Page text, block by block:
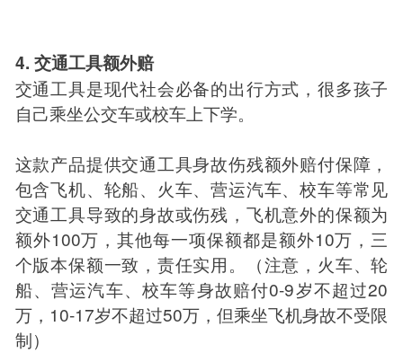
4. 交通工具额外赔
交通工具是现代社会必备的出行方式，很多孩子
自己乘坐公交车或校车上下学。
这款产品提供交通工具身故伤残额外赔付保障，
包含飞机、轮船、火车、营运汽车、校车等常见
交通工具导致的身故或伤残，飞机意外的保额为
额外100万，其他每一项保额都是额外10万，三
个版本保额一致，责任实用。（注意，火车、轮
船、营运汽车、校车等身故赔付0-9岁不超过20
万，10-17岁不超过50万，但乘坐飞机身故不受限
制）